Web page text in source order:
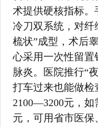
术提供硬核指标
冷刀双系统，对纤
梳状”成型，术后
心采用一次性留
脉炎。医院推行“
打车过来也能做检
2100—3200元，
元，可用省市医